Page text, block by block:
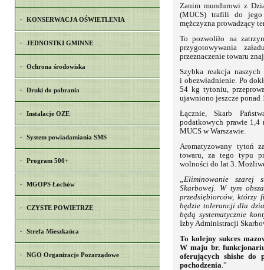
KONSERWACJA OŚWIETLENIA
JEDNOSTKI GMINNE
Ochrona środowiska
Druki do pobrania
Instalacje OZE
System powiadamiania SMS
Program 500+
MGOPS Łochów
CZYSTE POWIETRZE
Strefa Mieszkańca
NGO Organizacje Pozarządowe
Zanim mundurowi z
(MUCS) trafili do jego
mężczyzna prowadzący
To pozwoliło na
przygotowywania
przeznaczenie towaru
Szybka reakcja
i obezwładnienie. Po
54 kg tytoniu,
ujawniono jeszcze
Łącznie, Skarb
podatkowych prawie 1,4
MUCS w Warszawie.
Aromatyzowany tytoń
towaru, za tego typu
wolności do lat 3.
„Eliminowanie szarej
Skarbowej. W tym
przedsiębiorców, którzy
będzie tolerancji dla
będą systematycznie
Izby Administracji
To kolejny sukces
W maju br.
oferujących shishe do
pochodzenia.”